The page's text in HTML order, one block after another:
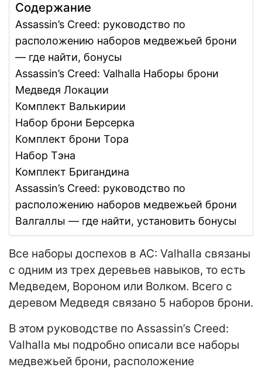
Содержание
Assassin’s Creed: руководство по
расположению наборов медвежьей брони
— где найти, бонусы
Assassin’s Creed: Valhalla Наборы брони
Медведя Локации
Комплект Валькирии
Набор брони Берсерка
Комплект брони Тора
Набор Тэна
Комплект Бригандина
Assassin’s Creed: руководство по
расположению наборов медвежьей брони
Валгаллы — где найти, установить бонусы
Все наборы доспехов в AC: Valhalla связаны
с одним из трех деревьев навыков, то есть
Медведем, Вороном или Волком. Всего с
деревом Медведя связано 5 наборов брони.
В этом руководстве по Assassin’s Creed:
Valhalla мы подробно описали все наборы
медвежьей брони, расположение